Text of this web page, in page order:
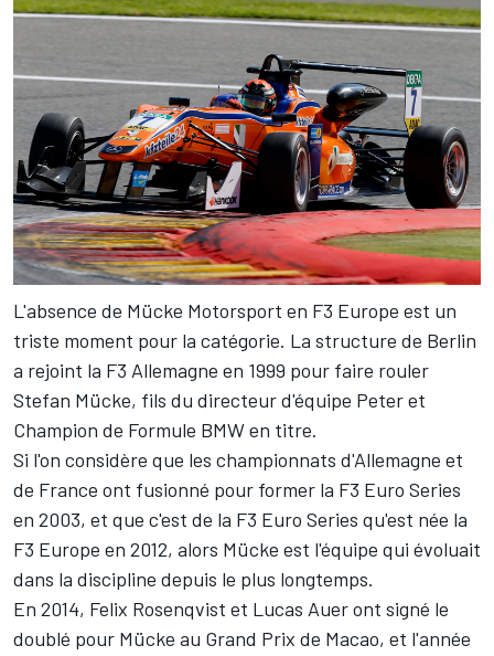
L'absence de Mücke Motorsport en F3 Europe est un
triste moment pour la catégorie. La structure de Berlin
a rejoint la F3 Allemagne en 1999 pour faire rouler
Stefan Mücke, fils du directeur d'équipe Peter et
Champion de Formule BMW en titre.
Si l'on considère que les championnats d'Allemagne et
de France ont fusionné pour former la F3 Euro Series
en 2003, et que c'est de la F3 Euro Series qu'est née la
F3 Europe en 2012, alors Mücke est l'équipe qui évoluait
dans la discipline depuis le plus longtemps.
En 2014, Felix Rosenqvist et Lucas Auer ont signé le
doublé pour Mücke au Grand Prix de Macao, et l'année